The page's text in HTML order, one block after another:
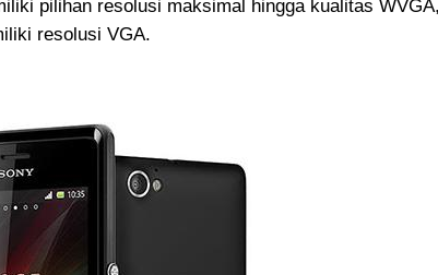
pilihan resolusi maksimal hingga kualitas WVGA,
resolusi VGA.